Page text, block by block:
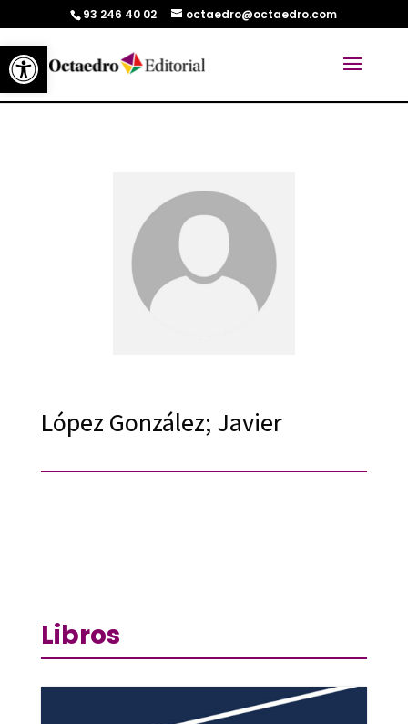
Abrir barra de herramientas
93 246 40 02 octaedro@octaedro.com
López González; Javier
Libros